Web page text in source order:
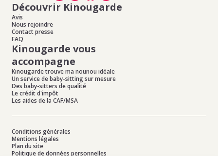
Découvrir Kinougarde
Avis
Nous rejoindre
Contact presse
FAQ
Kinougarde vous
accompagne
Kinougarde trouve ma nounou idéale
Un service de baby-sitting sur mesure
Des baby-sitters de qualité
Le crédit d'impôt
Les aides de la CAF/MSA
Conditions générales
Mentions légales
Plan du site
Politique de données personnelles